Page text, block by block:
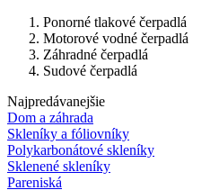
Ponorné tlakové čerpadlá
Motorové vodné čerpadlá
Záhradné čerpadlá
Sudové čerpadlá
Najpredávanejšie
Dom a záhrada
Skleníky a fóliovníky
Polykarbonátové skleníky
Sklenené skleníky
Pareniská